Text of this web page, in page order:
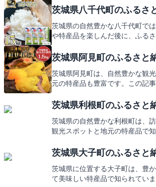
納税で受け取れる心温まる返礼
お楽しみに。
茨城県八千代町のふるさ
茨城県の自然豊かな八千代町で
や特産品を楽しんだ後に、ふる
茨城県阿見町のふるさと
茨城県阿見町は、自然豊かな観
元の特産品も豊富です。この記
します。地元の味覚をお楽しみ
茨城県利根町のふるさと
茨城県の自然豊かな利根町は、
観光スポットと地元の特産品で
じて手に入る心温まる返礼品に
茨城県大子町のふるさと
茨城県に位置する大子町は、豊
て美味しい特産品で知られてい